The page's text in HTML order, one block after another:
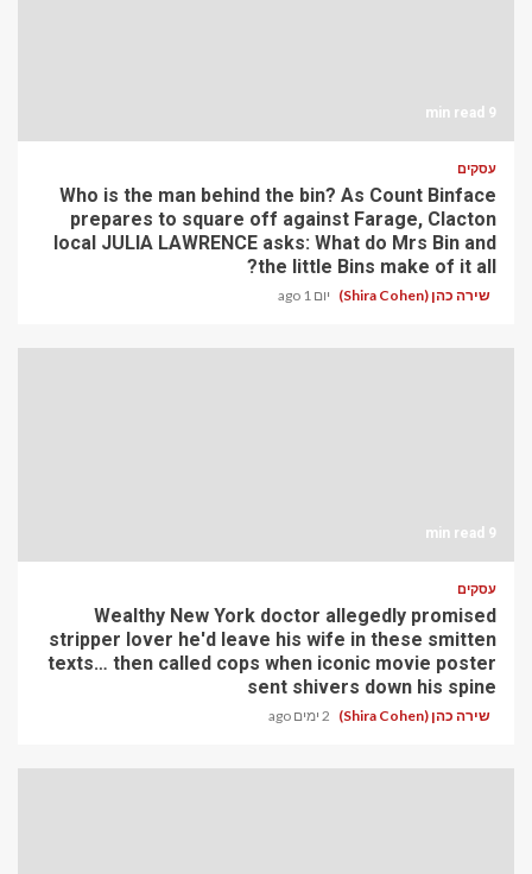
9 min read
עסקים
Who is the man behind the bin? As Count Binface
prepares to square off against Farage, Clacton
local JULIA LAWRENCE asks: What do Mrs Bin and
the little Bins make of it all?
שירה כהן (Shira Cohen) יום 1 ago
9 min read
עסקים
Wealthy New York doctor allegedly promised
stripper lover he'd leave his wife in these smitten
texts… then called cops when iconic movie poster
sent shivers down his spine
שירה כהן (Shira Cohen) 2 ימים ago